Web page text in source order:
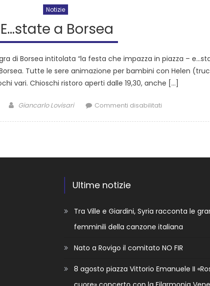
Notizie
E…state a Borsea
di Borsea intitolata “la festa che impazza in piazza –
Tutte le sere animazione per bambini con Helen
vari. Chioschi ristoro aperti dalle 19,30, anche […]
Giancarlo Lovisari Commenti disabilitati
Ultime notizie
Tra Ville e Giardini, Syria racconta le
femminili della canzone italiana
Nato a Rovigo il comitato NO FIR
8 agosto piazza Vittorio Emanuele II